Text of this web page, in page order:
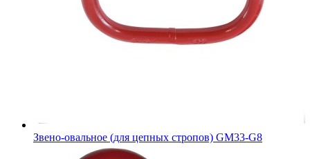
Звено-овальное (для цепных стропов) GM33-G8